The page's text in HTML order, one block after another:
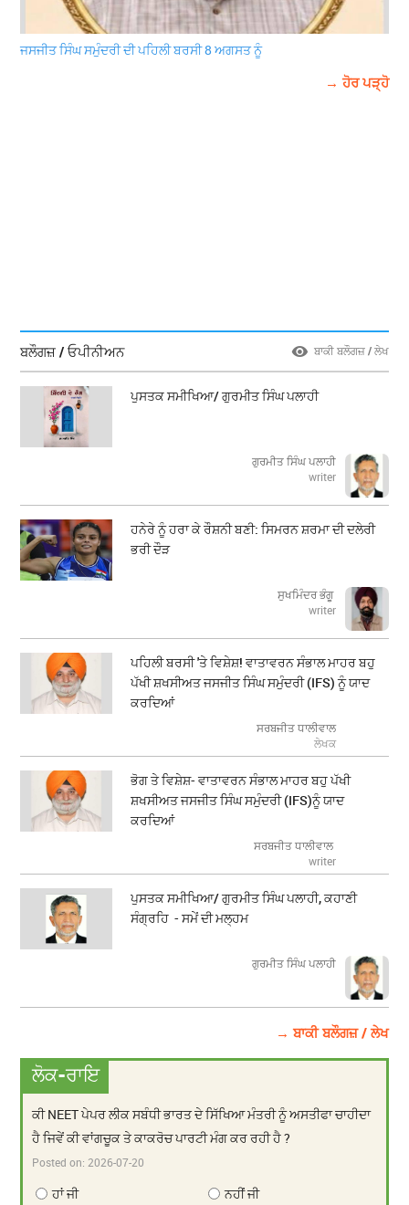
ਜਸਜੀਤ ਸਿੰਘ ਸਮੁੰਦਰੀ ਦੀ ਪਹਿਲੀ ਬਰਸੀ 8 ਅਗਸਤ ਨੂੰ
→ ਹੋਰ ਪੜ੍ਹੋ
ਬਲੌਗਜ਼ / ਓਪੀਨੀਅਨ ਬਾਕੀ ਬਲੌਗਜ਼ / ਲੇਖ
ਪੁਸਤਕ ਸਮੀਖਿਆ/ ਗੁਰਮੀਤ ਸਿੰਘ ਪਲਾਹੀ
ਗੁਰਮੀਤ ਸਿੰਘ ਪਲਾਹੀ
writer
ਹਨੇਰੇ ਨੂੰ ਹਰਾ ਕੇ ਰੌਸ਼ਨੀ ਬਣੀ: ਸਿਮਰਨ ਸ਼ਰਮਾ ਦੀ ਦਲੇਰੀ
ਭਰੀ ਦੌੜ
ਸੁਖਮਿੰਦਰ ਭੰਗੂ
writer
ਪਹਿਲੀ ਬਰਸੀ 'ਤੇ ਵਿਸ਼ੇਸ਼! ਵਾਤਾਵਰਨ ਸੰਭਾਲ ਮਾਹਰ ਬਹੁ
ਪੱਖੀ ਸ਼ਖਸੀਅਤ ਜਸਜੀਤ ਸਿੰਘ ਸਮੁੰਦਰੀ (IFS) ਨੂੰ ਯਾਦ
ਕਰਦਿਆਂ
ਸਰਬਜੀਤ ਧਾਲੀਵਾਲ
ਲੇਖਕ
ਭੋਗ ਤੇ ਵਿਸ਼ੇਸ਼- ਵਾਤਾਵਰਨ ਸੰਭਾਲ ਮਾਹਰ ਬਹੁ ਪੱਖੀ
ਸ਼ਖਸੀਅਤ ਜਸਜੀਤ ਸਿੰਘ ਸਮੁੰਦਰੀ (IFS)ਨੂੰ ਯਾਦ
ਕਰਦਿਆਂ
ਸਰਬਜੀਤ ਧਾਲੀਵਾਲ
writer
ਪੁਸਤਕ ਸਮੀਖਿਆ/ ਗੁਰਮੀਤ ਸਿੰਘ ਪਲਾਹੀ, ਕਹਾਣੀ
ਸੰਗ੍ਰਹਿ - ਸਮੇਂ ਦੀ ਮਲ੍ਹਮ
ਗੁਰਮੀਤ ਸਿੰਘ ਪਲਾਹੀ
→ ਬਾਕੀ ਬਲੌਗਜ਼ / ਲੇਖ
ਲੋਕ-ਰਾਇ
ਕੀ NEET ਪੇਪਰ ਲੀਕ ਸਬੰਧੀ ਭਾਰਤ ਦੇ ਸਿੱਖਿਆ ਮੰਤਰੀ ਨੂੰ ਅਸਤੀਫਾ ਚਾਹੀਦਾ
ਹੈ ਜਿਵੇਂ ਕੀ ਵਾਂਗਚੂਕ ਤੇ ਕਾਕਰੋਚ ਪਾਰਟੀ ਮੰਗ ਕਰ ਰਹੀ ਹੈ ?
Posted on:2026-07-20
ਹਾਂ ਜੀ ਨਹੀਂ ਜੀ